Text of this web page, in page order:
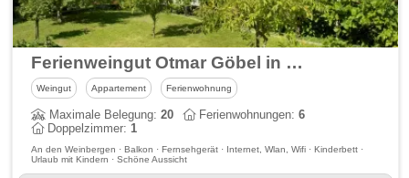
Ferienweingut Otmar Göbel in Ernst an der Mosel - Ferienwohnungen
Weingut Appartement Ferienwohnung
Maximale Belegung:20 Ferienwohnungen:6
Doppelzimmer:1
An den Weinbergen · Balkon · Fernsehgerät · Internet, Wlan, Wifi · Kinderbett ·
Urlaub mit Kindern · Schöne Aussicht